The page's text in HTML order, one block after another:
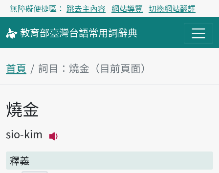
無障礙便捷區： 跳去主內容 網站導覽 切換網站翻譯
教育部臺灣台語常用詞辭典
首頁 詞目：燒金（目前頁面）
主內容區塊
燒金
sio-kim
釋義